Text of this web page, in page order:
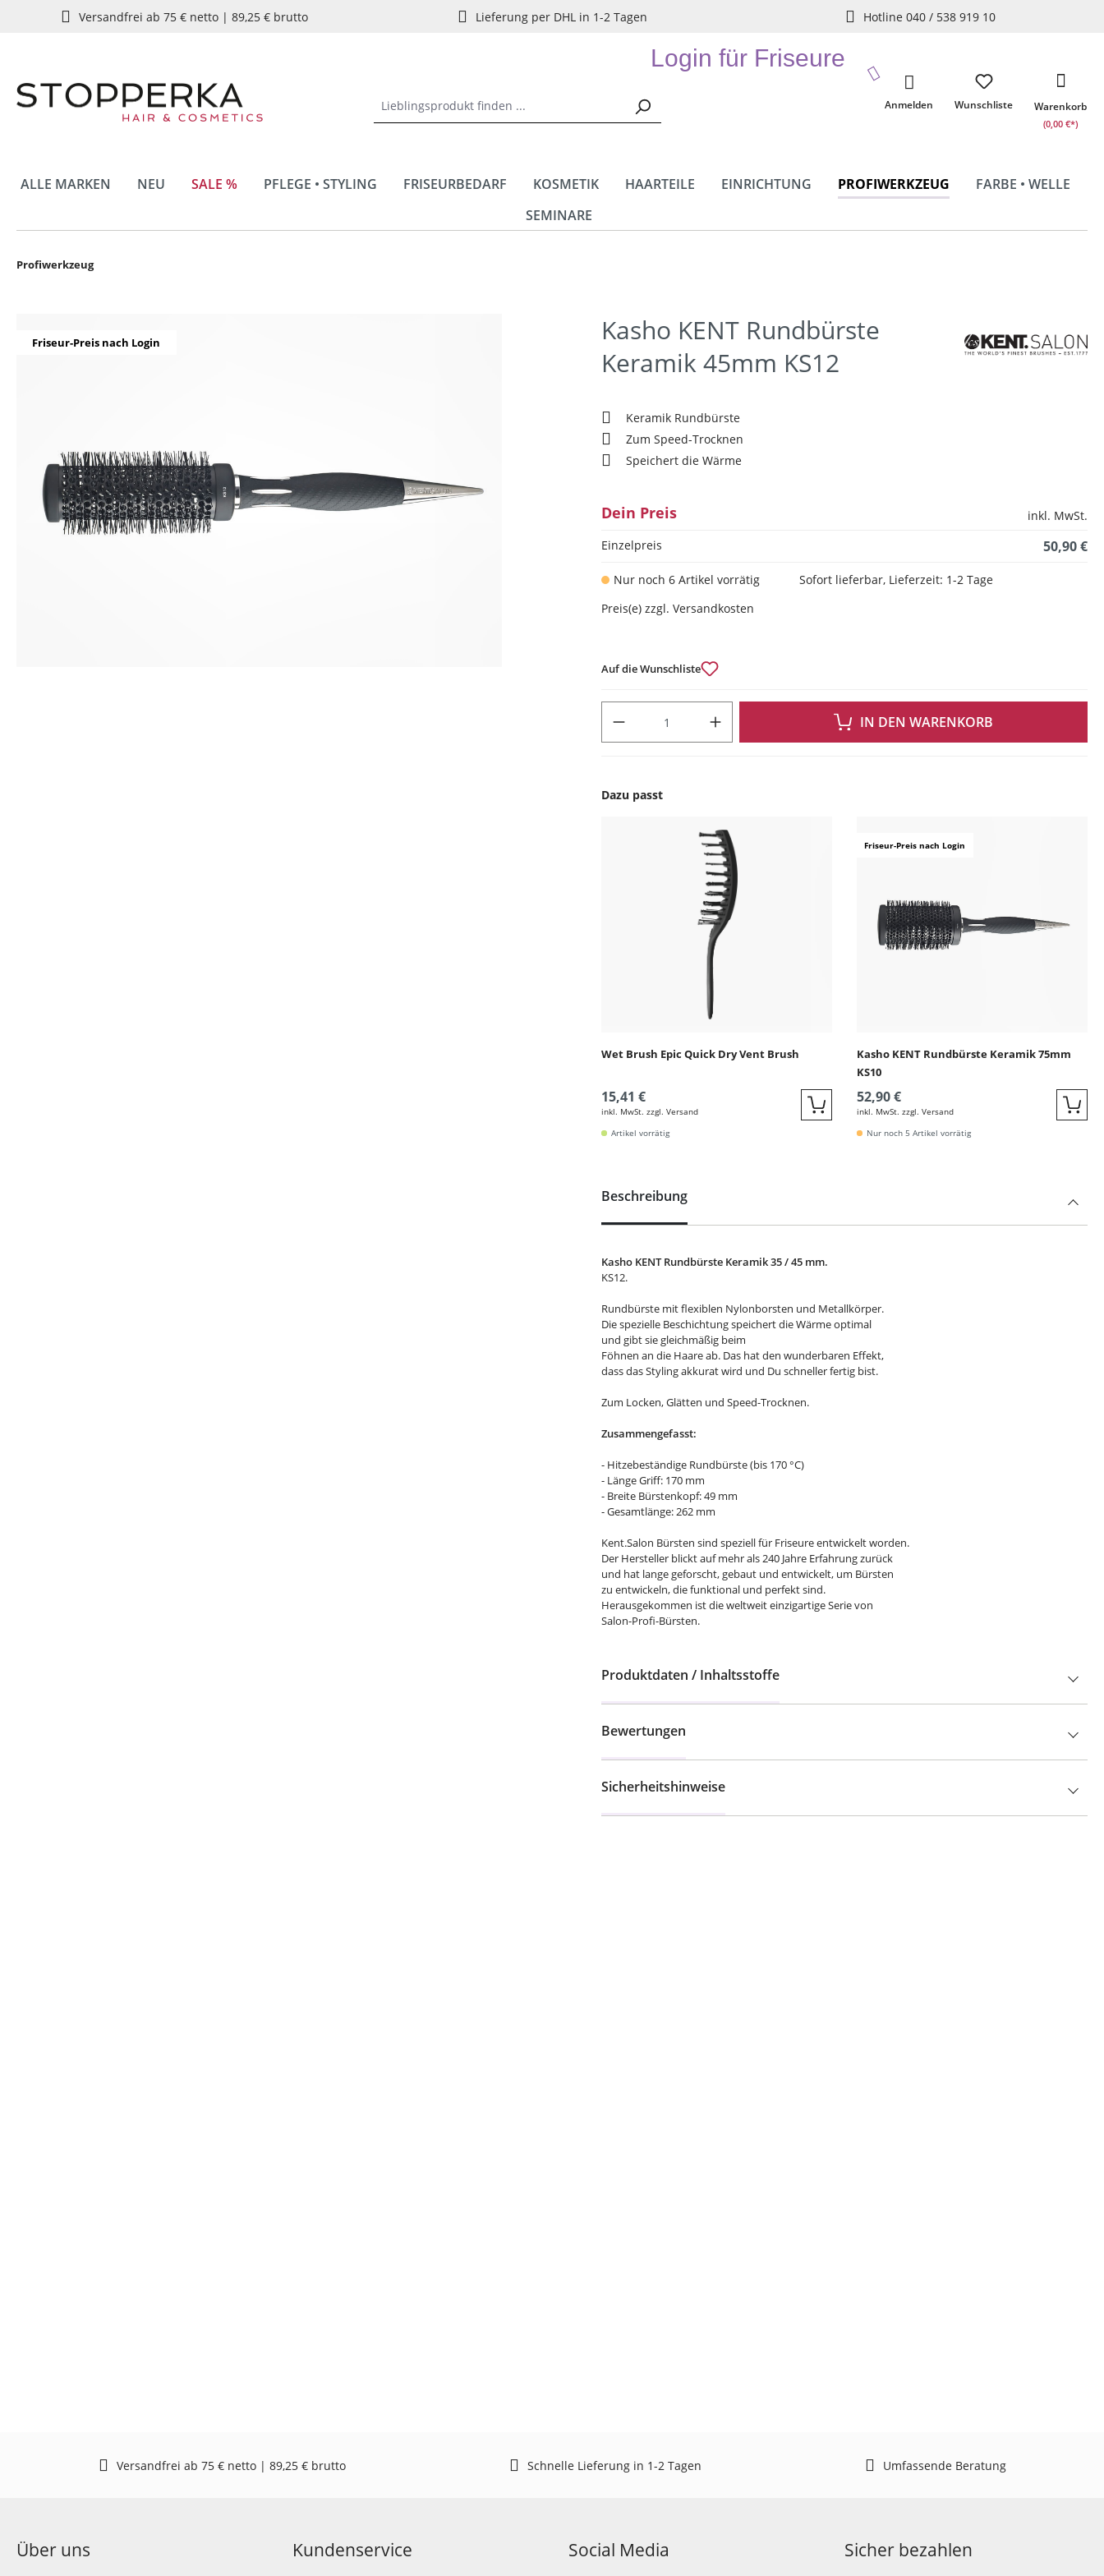
Zur Hauptnavigation springen
Versandfrei ab 75 € netto | 89,25 € brutto Lieferung per DHL in 1-2 Tagen Hotline 040 / 538 919 10
Login für Friseure
Wunschliste
Anmelden Warenkorb
(0,00 €*)
ALLE MARKEN NEU SALE % PFLEGE • STYLING FRISEURBEDARF KOSMETIK HAARTEILE EINRICHTUNG PROFIWERKZEUG
FARBE • WELLE
SEMINARE
Profiwerkzeug
Friseur-Preis nach Login
Kasho KENT Rundbürste
Keramik 45mm KS12
Keramik Rundbürste
Zum Speed-Trocknen
Speichert die Wärme
Dein Preis
inkl. MwSt.
Einzelpreis
50,90 €
Nur noch 6 Artikel vorrätig
Sofort lieferbar, Lieferzeit: 1-2 Tage
Preis(e) zzgl. Versandkosten
Auf die Wunschliste
IN DEN WARENKORB
Dazu passt
Wet Brush Epic Quick Dry Vent Brush
15,41 €
inkl. MwSt. zzgl. Versand Quickbuy
Artikel vorrätig
Friseur-Preis nach Login
Kasho KENT Rundbürste Keramik 75mm
KS10
52,90 €
inkl. MwSt. zzgl. Versand
Nur noch 5 Artikel vorrätig
Beschreibung
Kasho KENT Rundbürste Keramik 35 / 45 mm.
KS12.
Rundbürste mit flexiblen Nylonborsten und Metallkörper.
Die spezielle Beschichtung speichert die Wärme optimal
und gibt sie gleichmäßig beim
Föhnen an die Haare ab. Das hat den wunderbaren Effekt,
dass das Styling akkurat wird und Du schneller fertig bist.
Zum Locken, Glätten und Speed-Trocknen.
Zusammengefasst:
- Hitzebeständige Rundbürste (bis 170 °C)
- Länge Griff: 170 mm
- Breite Bürstenkopf: 49 mm
- Gesamtlänge: 262 mm
Kent.Salon Bürsten sind speziell für Friseure entwickelt worden.
Der Hersteller blickt auf mehr als 240 Jahre Erfahrung zurück
und hat lange geforscht, gebaut und entwickelt, um Bürsten
zu entwickeln, die funktional und perfekt sind.
Herausgekommen ist die weltweit einzigartige Serie von
Salon-Profi-Bürsten.
Produktdaten / Inhaltsstoffe
Bewertungen
Sicherheitshinweise
Versandfrei ab 75 € netto | 89,25 € brutto Schnelle Lieferung in 1-2 Tagen Umfassende Beratung
Über uns Kundenservice Social Media Sicher bezahlen